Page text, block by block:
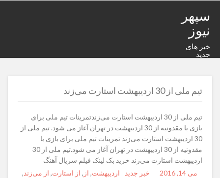
سپهر
نیوز
خبر های
جدید
تیم ملی از 30 اردیبهشت استارت می‌زند
تیم ملی از 30 اردیبهشت استارت می‌زندتمرینات تیم ملی برای
بازی با مقدونیه از 30 اردیبهشت در تهران آغاز می شود. تیم ملی از
30 اردیبهشت استارت می‌زند تمرینات تیم ملی برای بازی با
مقدونیه از 30 اردیبهشت در تهران آغاز می شود.تیم ملی از 30
اردیبهشت استارت می‌زند خرید بک لینک فیلم سریال آهنگ
Posted
می 14, 2016 Author
Categories
خبر جدید Tags
اردیبهشت, از , از استارت, از می‌زند,